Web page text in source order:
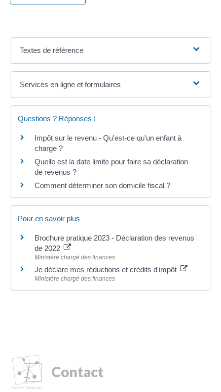
Textes de référence
Services en ligne et formulaires
Questions ? Réponses !
Impôt sur le revenu - Qu'est-ce qu'un enfant à
charge ?
Quelle est la date limite pour faire sa déclaration
de revenus ?
Comment déterminer son domicile fiscal ?
Pour en savoir plus
Brochure pratique 2023 - Déclaration des revenus
de 2022
Ministère chargé des finances
Je déclare mes réductions et crédits d'impôt
Ministère chargé des finances
Contact